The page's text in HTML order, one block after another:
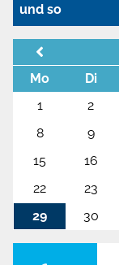
und so
Mo
Di
1
2
8
9
15
16
22
23
29
30